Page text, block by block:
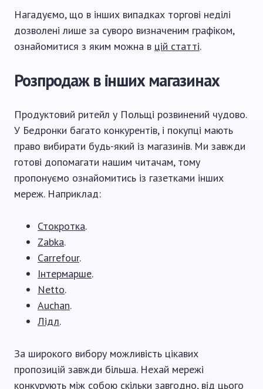
Нагадуємо, що в інших випадках торгові неділі
дозволені лише за суворо визначеним графіком,
ознайомитися з яким можна в цій статті.
Розпродаж в інших магазинах
Продуктовий ритейл у Польщі розвинений чудово.
У Бедронки багато конкурентів, і покупці мають
право вибирати будь-який із магазинів. Ми завжди
готові допомагати нашим читачам, тому
пропонуємо ознайомитись із газетками інших
мереж. Наприклад:
Стокротка.
Zabka.
Carrefour.
Інтермарше.
Netto.
Auchan.
Лідл.
За широкого вибору можливість цікавих
пропозицій завжди більша. Нехай мережі
конкурують між собою скільки завгодно, від цього